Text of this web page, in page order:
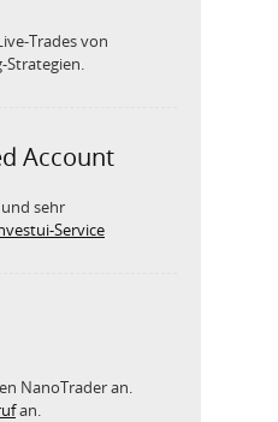
Trades von
Strategien.
Account
sehr
Service
NanoTrader an.
an.